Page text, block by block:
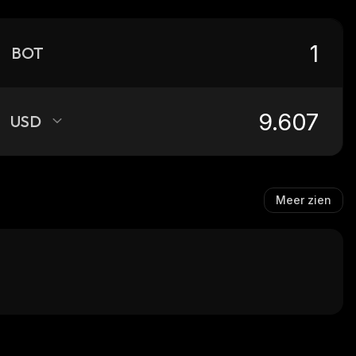
BOT
USD
Meer zien